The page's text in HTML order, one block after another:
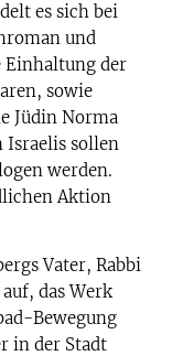
es sich bei
und
Einhaltung der
sowie
Jüdin Norma
Israelis sollen
werden.
Aktion
Vater, Rabbi
das Werk
Bewegung
in der Stadt